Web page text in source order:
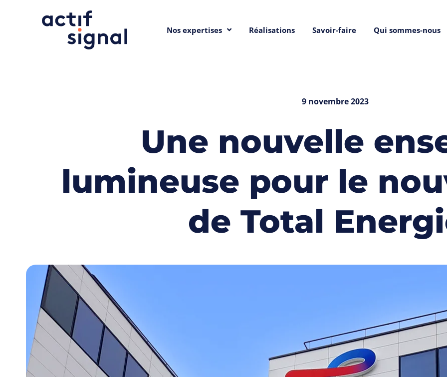
Nos expertises Réalisations Savoir-faire Qui sommes-nous
9 novembre 2023
Une nouvelle
lumineuse pour le
de Total